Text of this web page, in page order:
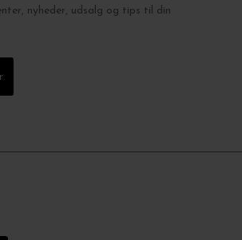
nyheder, udsalg og tips til din